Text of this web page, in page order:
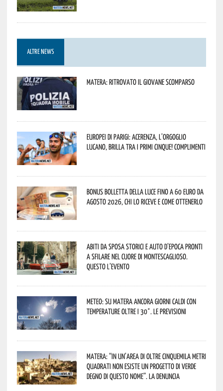
ALTRE NEWS
Matera: ritrovato il giovane scomparso
Europei di Parigi: Acerenza, l’orgoglio
lucano, brilla tra i primi cinque! Complimenti
Bonus bolletta della luce fino a 60 euro da
agosto 2026, chi lo riceve e come ottenerlo
Abiti da sposa storici e auto d’epoca pronti
a sfilare nel cuore di Montescaglioso.
Questo l’evento
Meteo: su Matera ancora giorni caldi con
temperature oltre i 30°. Le previsioni
Matera: “In un’area di oltre cinquemila metri
quadrati non esiste un progetto di verde
degno di questo nome”. La denuncia